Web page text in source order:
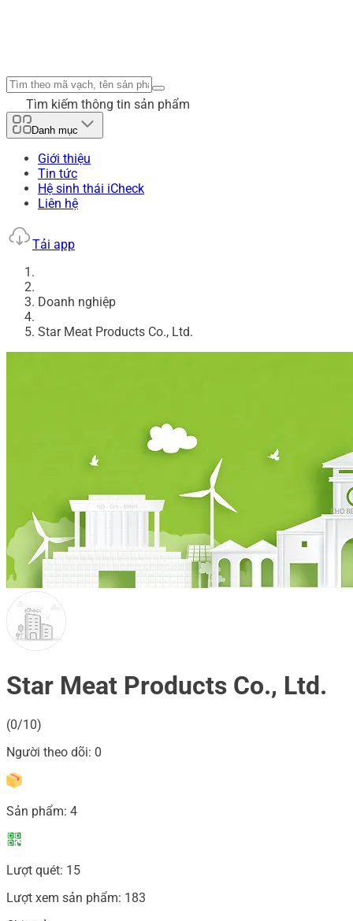
Tìm kiếm thông tin sản phẩm
Danh mục
Giới thiệu
Tin tức
Hệ sinh thái iCheck
Liên hệ
Tải app
Doanh nghiệp
Star Meat Products Co., Ltd.
Star Meat Products Co., Ltd.
(0/10)
Người theo dõi: 0
Sản phẩm: 4
Lượt quét: 15
Lượt xem sản phẩm: 183